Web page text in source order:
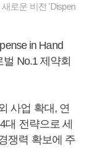
로운 비전 'Dispen
in Hand
벌 No.1 제약회
사업 확대, 연
대 전략으로 세
쟁력 확보에 주